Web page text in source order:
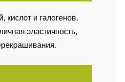
кислот и галогенов.
эластичность,